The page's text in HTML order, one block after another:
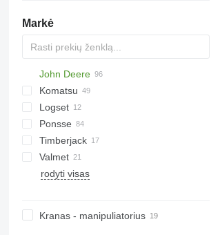
Markė
525
John Deere
810
1110
1210
1510 E
1510 G
1910
Komatsu
Logset
Arocs
Ponsse
Buffalo
Elephant
Elk
Panther
T-series
F10
F12
F13
Timberjack
810
1110
Valmet
840
A-series
rodyti visas
Kranas - manipuliatorius